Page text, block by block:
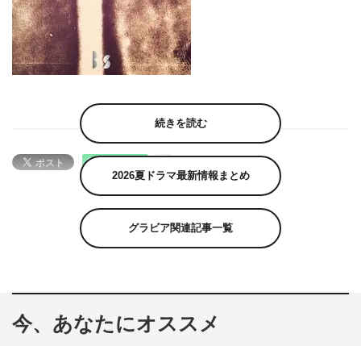
続きを読む
2026夏ドラマ最新情報まとめ
グラビア関連記事一覧
今、あなたにオススメ